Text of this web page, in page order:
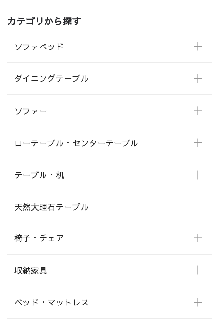
カテゴリから探す
ソファベッド
ダイニングテーブル
ソファー
ローテーブル・センターテーブル
テーブル・机
天然大理石テーブル
椅子・チェア
収納家具
ベッド・マットレス